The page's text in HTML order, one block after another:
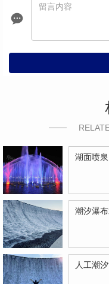
湖面喷泉
潮汐瀑
人工潮